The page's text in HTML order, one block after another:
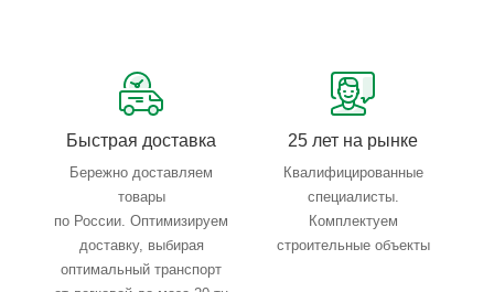
Тройной весовой контроль: въезд, погрузка, выезд
Быстрая доставка
Бережно доставляем
товары
по России. Оптимизируем
доставку, выбирая
оптимальный транспорт
25 лет на рынке
Квалифицированные
специалисты.
Комплектуем
строительные объекты